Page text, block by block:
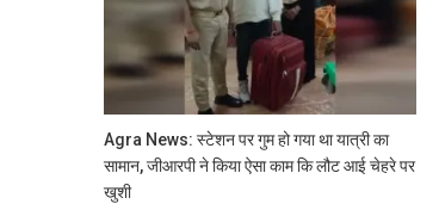
Agra News: स्टेशन पर गुम हो गया था यात्री का
सामान, जीआरपी ने किया ऐसा काम कि लौट आई चेहरे पर
खुशी